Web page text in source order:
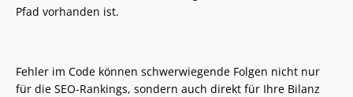
Pfad vorhanden ist.
Fehler im Code können schwerwiegende Folgen nicht nur
für die SEO-Rankings, sondern auch direkt für Ihre Bilanz